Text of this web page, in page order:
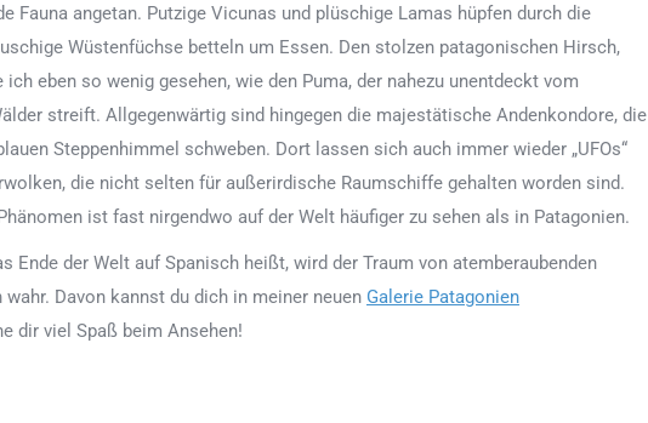
Fauna angetan. Putzige Vicunas und plüschige Lamas hüpfen durch die
Wüstenfüchse betteln um Essen. Den stolzen patagonischen Hirsch,
eben so wenig gesehen, wie den Puma, der nahezu unentdeckt vom
streift. Allgegenwärtig sind hingegen die majestätische Andenkondore, die
Steppenhimmel schweben. Dort lassen sich auch immer wieder „UFOs“
die nicht selten für außerirdische Raumschiffe gehalten worden sind.
ist fast nirgendwo auf der Welt häufiger zu sehen als in Patagonien.
Ende der Welt auf Spanisch heißt, wird der Traum von atemberaubenden
Davon kannst du dich in meiner neuen Galerie Patagonien
dir viel Spaß beim Ansehen!